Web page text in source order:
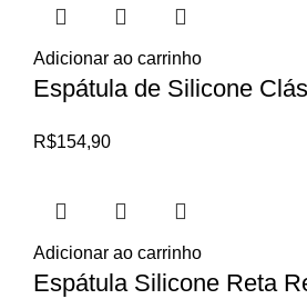
Adicionar ao carrinho
Espátula de Silicone
R$154,90
Adicionar ao carrinho
Espátula Silicone Reta